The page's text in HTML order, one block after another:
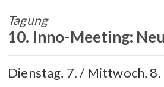
Tagung
10. Inno-Meeting:
Dienstag, 7. / Mittwoch,